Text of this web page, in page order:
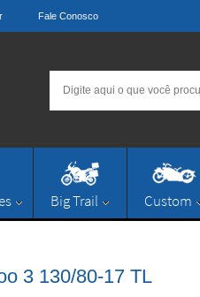
Fale Conosco
Big Trail Custom
3 130/80-17 TL